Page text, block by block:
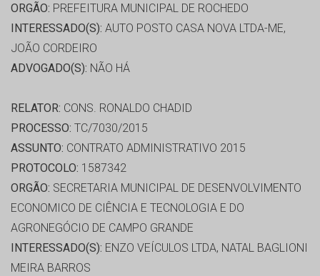
ORGÃO: PREFEITURA MUNICIPAL DE ROCHEDO
INTERESSADO(S): AUTO POSTO CASA NOVA LTDA-ME,
JOÃO CORDEIRO
ADVOGADO(S): NÃO HÁ
RELATOR: CONS. RONALDO CHADID
PROCESSO: TC/7030/2015
ASSUNTO: CONTRATO ADMINISTRATIVO 2015
PROTOCOLO: 1587342
ORGÃO: SECRETARIA MUNICIPAL DE DESENVOLVIMENTO
ECONOMICO DE CIÊNCIA E TECNOLOGIA E DO
AGRONEGÓCIO DE CAMPO GRANDE
INTERESSADO(S): ENZO VEÍCULOS LTDA, NATAL BAGLIONI
MEIRA BARROS